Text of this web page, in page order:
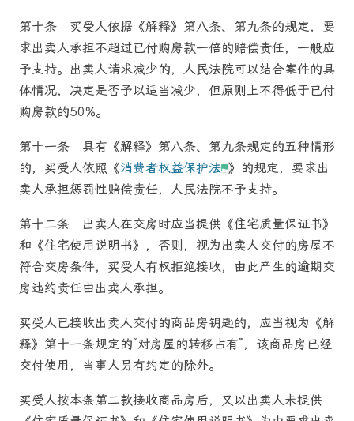
第十条 买受人依据《解释》第八条、第九条的规定，要
求出卖人承担不超过已付购房款一倍的赔偿责任，一般应
予支持。出卖人请求减少的，人民法院可以结合案件的具
体情况，决定是否予以适当减少，但原则上不得低于已付
购房款的50%。
第十一条 具有《解释》第八条、第九条规定的五种情形
的，买受人依照《消费者权益保护法 》的规定，要求出
卖人承担惩罚性赔偿责任，人民法院不予支持。
第十二条 出卖人在交房时应当提供《住宅质量保证书》
和《住宅使用说明书》，否则，视为出卖人交付的房屋不
符合交房条件，买受人有权拒绝接收，由此产生的逾期交
房违约责任由出卖人承担。
买受人已接收出卖人交付的商品房钥匙的，应当视为《解
释》第十一条规定的“对房屋的转移占有”，该商品房已经
交付使用，当事人另有约定的除外。
买受人按本条第二款接收商品房后，又以出卖人未提供